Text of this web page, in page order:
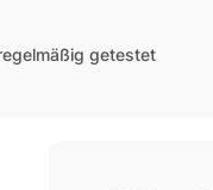
getestet